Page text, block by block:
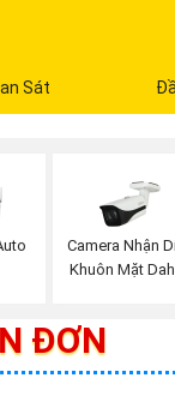
Sát
Camera Nhận
Khuôn Mặt
ĐƠN